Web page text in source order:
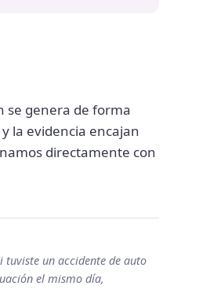
se genera de forma
la evidencia encajan
directamente con
un accidente de auto
el mismo día,